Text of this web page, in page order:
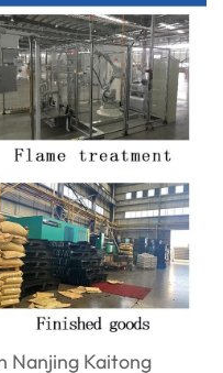
Nanjing Kaitong